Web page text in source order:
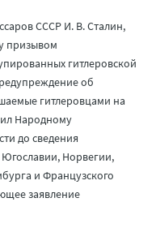
СССР И. В. Сталин,
призывом
гитлеровской
об
гитлеровцами на
Народному
до сведения
Норвегии,
и Французского
заявление